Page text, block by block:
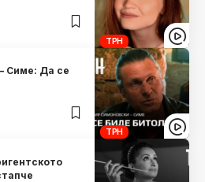
ТРН
ТРН
Симе: Да се